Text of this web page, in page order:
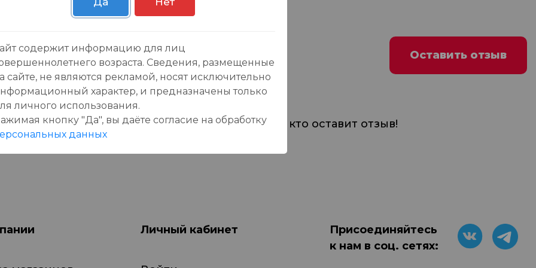
Оставить отзыв
товара еще нет отзывов, будьте первым, кто оставит отзыв!
Личный кабинет
Присоединяйтесь
к нам в соц. сетях:
содержит информацию для лиц
возраста. Сведения, размещенные
сайте, не являются рекламой, носят исключительно
характер, и предназначены только
личного использования.
кнопку "Да", вы даёте cогласие на обработку
данных